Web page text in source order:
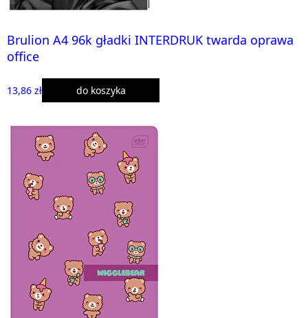
Brulion A4 96k gładki INTERDRUK twarda oprawa
office
13,86 zł do koszyka